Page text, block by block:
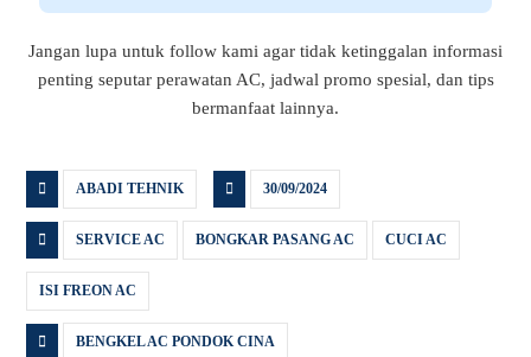
Jangan lupa untuk follow kami agar tidak ketinggalan informasi
penting seputar perawatan AC, jadwal promo spesial, dan tips
bermanfaat lainnya.
ABADI TEHNIK 30/09/2024
SERVICE AC BONGKAR PASANG AC CUCI AC
ISI FREON AC
BENGKEL AC PONDOK CINA